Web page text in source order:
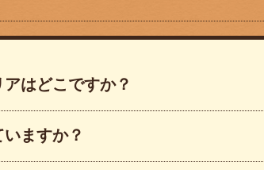
はどこですか？
ますか？